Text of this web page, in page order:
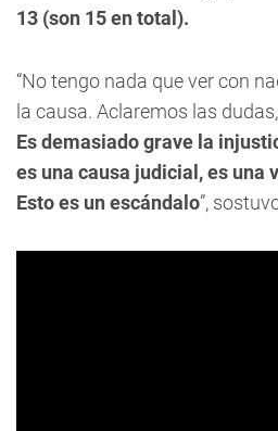
13 (son 15 en total).
“No tengo nada que ver con
la causa. Aclaremos las
Es demasiado grave la
es una causa judicial, es una
Esto es un escándalo”,